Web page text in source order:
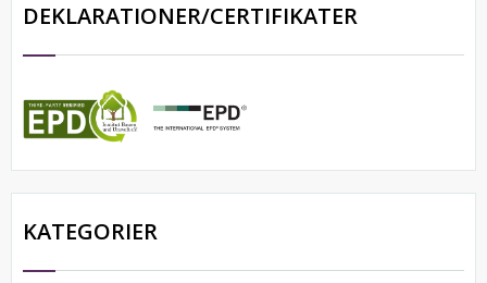
DEKLARATIONER/CERTIFIKATER
KATEGORIER